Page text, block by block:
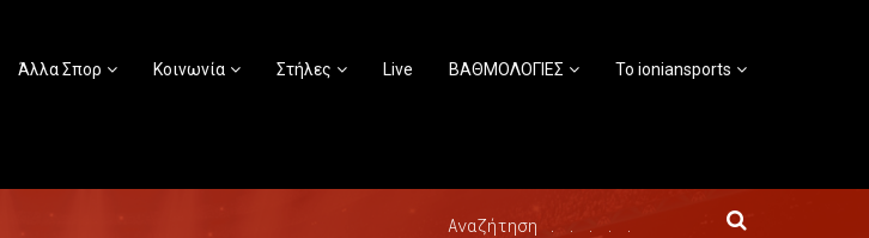
Άλλα Σπορ Κοινωνία Στήλες Live ΒΑΘΜΟΛΟΓΙΕΣ Το ioniansports